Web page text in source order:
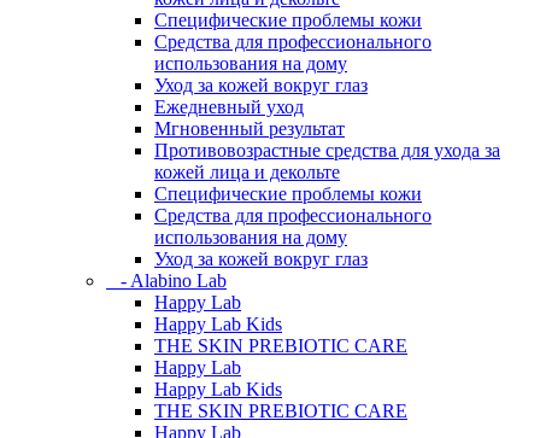
Специфические проблемы кожи
Средства для профессионального
использования на дому
Уход за кожей вокруг глаз
Ежедневный уход
Мгновенный результат
Противовозрастные средства для ухода за
кожей лица и декольте
Специфические проблемы кожи
Средства для профессионального
использования на дому
Уход за кожей вокруг глаз
- Alabino Lab
Happy Lab
Happy Lab Kids
THE SKIN PREBIOTIC CARE
Happy Lab
Happy Lab Kids
THE SKIN PREBIOTIC CARE
Happy Lab